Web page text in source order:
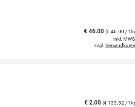
€ 46.00 (€ 46.00 /
inkl.
zzgl.
€ 2.00 (€ 133.32 /